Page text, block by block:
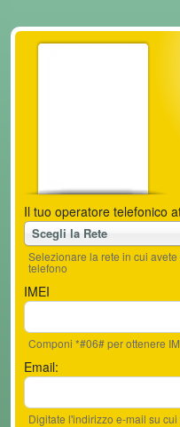
Il tuo operatore telefonico
Scegli la Rete
Selezionare la rete in cui
telefono
IMEI
Componi *#06# per ottenere
Email:
Digitate l'indirizzo e-mail su